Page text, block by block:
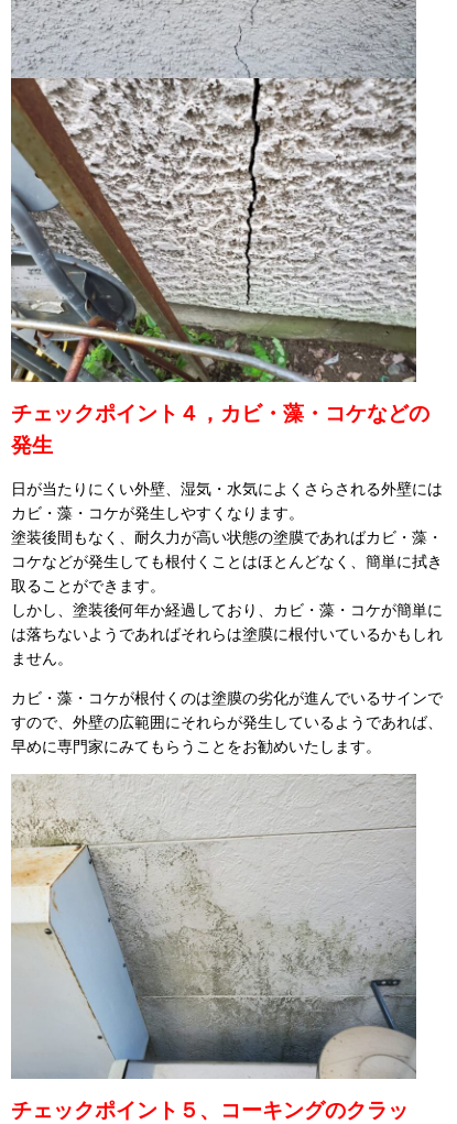
チェックポイント４，カビ・藻・コケなどの
発生
日が当たりにくい外壁、湿気・水気によくさらされる外壁には
カビ・藻・コケが発生しやすくなります。
塗装後間もなく、耐久力が高い状態の塗膜であればカビ・藻・
コケなどが発生しても根付くことはほとんどなく、簡単に拭き
取ることができます。
しかし、塗装後何年か経過しており、カビ・藻・コケが簡単に
は落ちないようであればそれらは塗膜に根付いているかもしれ
ません。
カビ・藻・コケが根付くのは塗膜の劣化が進んでいるサインで
すので、外壁の広範囲にそれらが発生しているようであれば、
早めに専門家にみてもらうことをお勧めいたします。
チェックポイント５、コーキングのクラッ